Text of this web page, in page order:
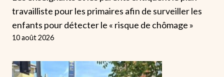
travailliste pour les primaires afin de surveiller les
enfants pour détecter le « risque de chômage »
10 août 2026